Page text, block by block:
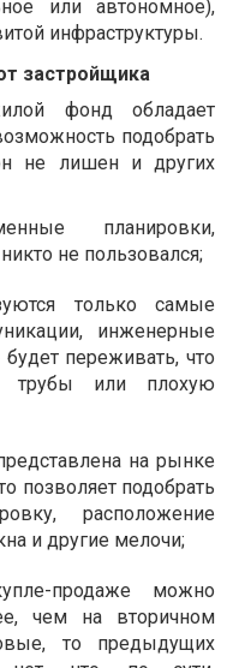
или автономное),
инфраструктуры.
застройщика
фонд обладает
подобрать
не лишен и других
планировки,
не пользовался;
только самые
инженерные
переживать, что
трубы или плохую
на рынке
позволяет подобрать
расположение
и другие мелочи;
продаже можно
чем на вторичном
то предыдущих